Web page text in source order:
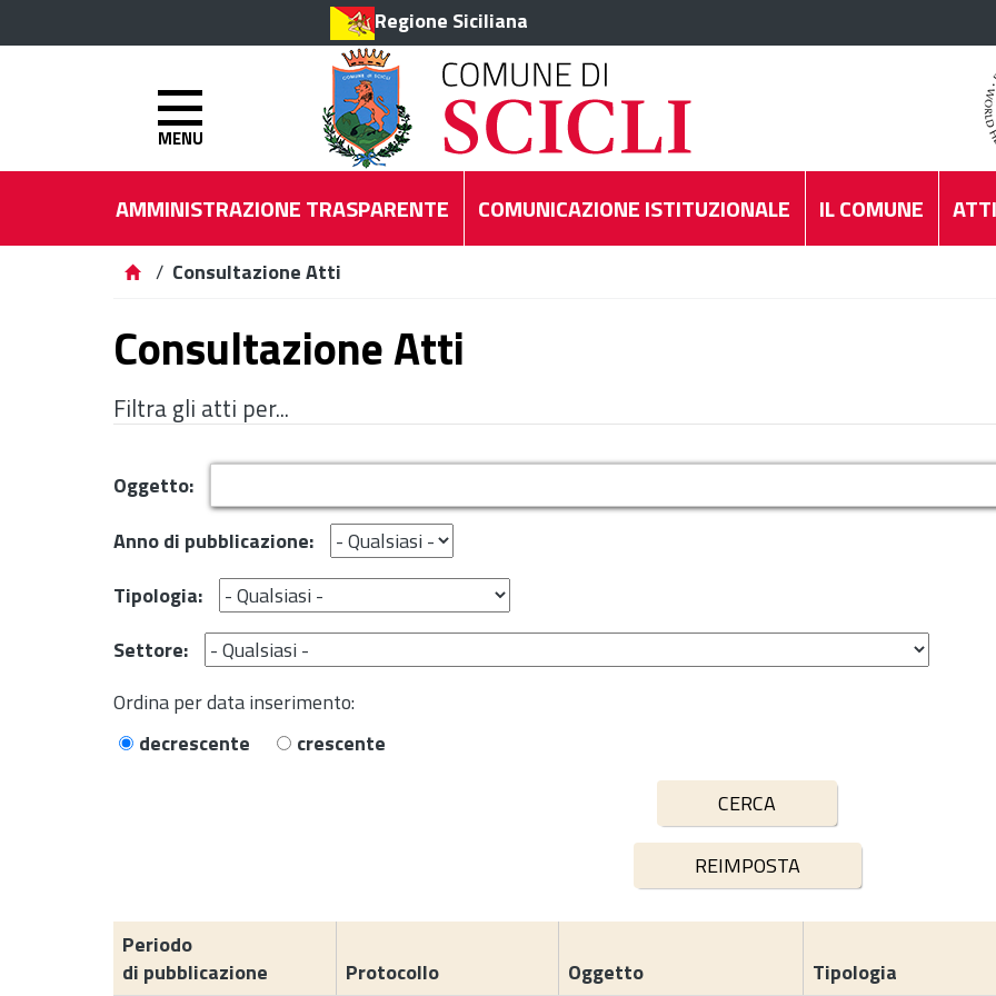
Regione Siciliana
MENU
AMMINISTRAZIONE TRASPARENTE COMUNICAZIONE ISTITUZIONALE IL COMUNE
/ Consultazione Atti
Consultazione Atti
Filtra gli atti per...
Oggetto:
Anno di pubblicazione:
Tipologia:
Settore:
Ordina per data inserimento:
decrescente
crescente
Periodo
di pubblicazione
Protocollo Oggetto Tipologia